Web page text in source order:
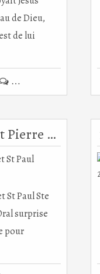
de Dieu,
de lui
 …
Oral suprise Homélie St Pierre et St Paul (29.06.2025)
St Paul Ste
surprise
pour